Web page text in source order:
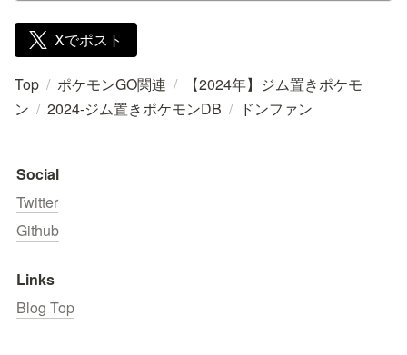
Xでポスト
Top / ポケモンGO関連 /
【2024年】ジム置きポケモ
ン / 2024-ジム置きポケモンDB / ドンファン
Social
Twitter
Github
Links
Blog Top